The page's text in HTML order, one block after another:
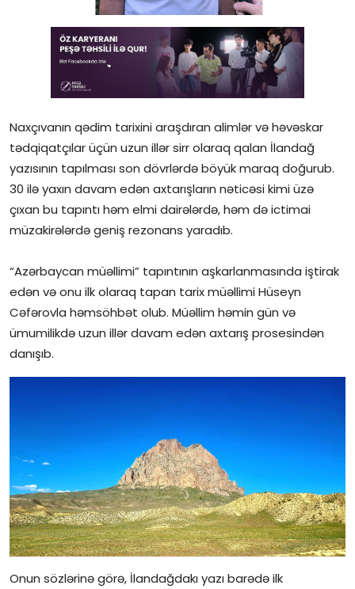
Elm və innovasiya
Reportaj
Pedaqogika
Regionlar
Qəzetin PDF arxivi
Dünya
Naxçıvanın qədim tarixini araşdıran alimlər və həvəskar
tədqiqatçılar üçün uzun illər sirr olaraq qalan İlandağ
yazısının tapılması son dövrlərdə böyük maraq doğurub.
30 ilə yaxın davam edən axtarışların nəticəsi kimi üzə
çıxan bu tapıntı həm elmi dairələrdə, həm də ictimai
müzakirələrdə geniş rezonans yaradıb.
“Azərbaycan müəllimi” tapıntının aşkarlanmasında iştirak
edən və onu ilk olaraq tapan tarix müəllimi Hüseyn
Cəfərovla həmsöhbət olub. Müəllim həmin gün və
ümumilikdə uzun illər davam edən axtarış prosesindən
danışıb.
Onun sözlərinə görə, İlandağdakı yazı barədə ilk